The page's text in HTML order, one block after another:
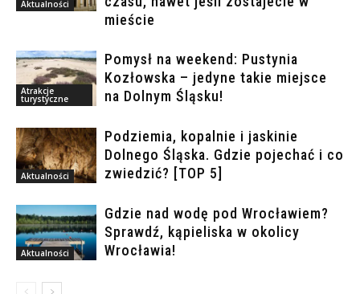
Aktualności
mieście
Atrakcje
turystyczne
Pomysł na weekend: Pustynia
Kozłowska – jedyne takie miejsce
na Dolnym Śląsku!
Aktualności
Podziemia, kopalnie i jaskinie
Dolnego Śląska. Gdzie pojechać i co
zwiedzić? [TOP 5]
Aktualności
Gdzie nad wodę pod Wrocławiem?
Sprawdź, kąpieliska w okolicy
Wrocławia!